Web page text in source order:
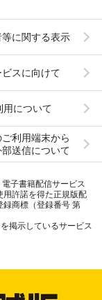
に関する表示
スに向けて
用について
利用端末から
送信について
子書籍配信サービス
用許諾を得た正規版配
録商標（登録番号 第
掲示しているサービス